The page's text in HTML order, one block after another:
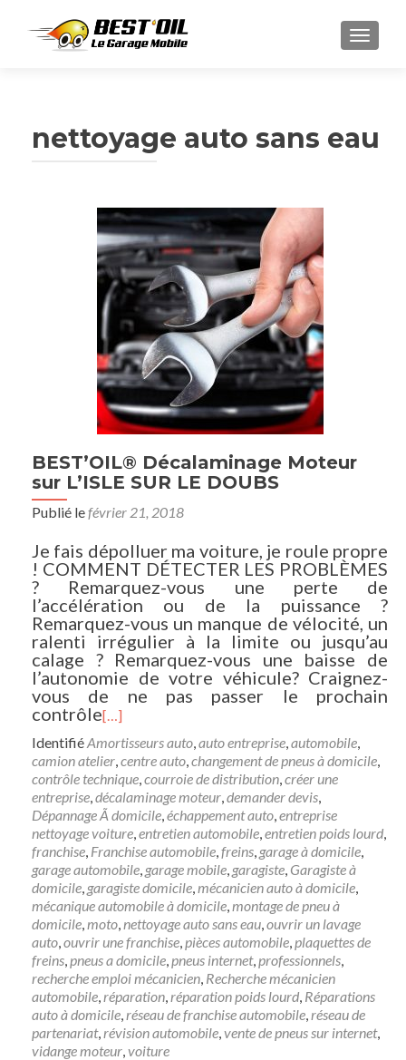
nettoyage auto sans eau
BEST’OIL® Décalaminage Moteur
sur L’ISLE SUR LE DOUBS
Publié lefévrier 21, 2018
Je fais dépolluer ma voiture, je roule propre
! COMMENT DÉTECTER LES PROBLÈMES
? Remarquez-vous une perte de
l’accélération ou de la puissance ?
Remarquez-vous un manque de vélocité, un
ralenti irrégulier à la limite ou jusqu’au
calage ? Remarquez-vous une baisse de
l’autonomie de votre véhicule? Craignez-
vous de ne pas passer le prochain
contrôle[…]
IdentifiéAmortisseurs auto,auto entreprise,automobile,
camion atelier,centre auto,changement de pneus à domicile,
contrôle technique,courroie de distribution,créer une
entreprise,décalaminage moteur,demander devis,
Dépannage Ã domicile,échappement auto,entreprise
nettoyage voiture,entretien automobile,entretien poids lourd,
franchise, Franchise automobile,freins, garage à domicile,
garage automobile, garage mobile, garagiste, Garagiste à
domicile, garagiste domicile,mécanicien auto à domicile,
mécanique automobile à domicile,montage de pneu à
domicile,moto,nettoyage auto sans eau,ouvrir un lavage
auto,ouvrir une franchise,pièces automobile,plaquettes de
freins,pneus a domicile,pneus internet,professionnels,
recherche emploi mécanicien, Recherche mécanicien
automobile,réparation,réparation poids lourd, Réparations
auto à domicile,réseau de franchise automobile,réseau de
partenariat,révision automobile,vente de pneus sur internet,
vidange moteur,voiture